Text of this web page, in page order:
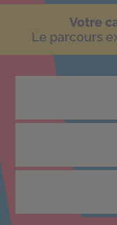
Votre
Le parcours